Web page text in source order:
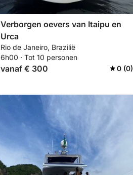
Verborgen oevers van Itaipu en
Urca
Rio de Janeiro, Brazilië
6h00 · Tot 10 personen
vanaf € 300 0 (0)